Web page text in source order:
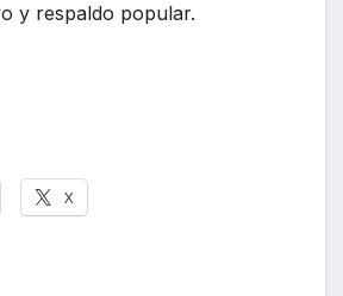
y respaldo popular.
X